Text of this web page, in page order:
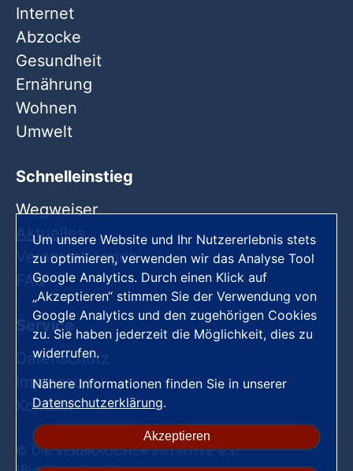
Internet
Abzocke
Gesundheit
Ernährung
Wohnen
Umwelt
Schnelleinstieg
Wegweiser
Aktuelles
Veranstaltungen
FAQ
Service
Datenschutz
Impressum
Kontakt
© Die VERBRAUCHER INITIATIVE e.V.
Um unsere Website und Ihr Nutzererlebnis stets
zu optimieren, verwenden wir das Analyse Tool
Google Analytics. Durch einen Klick auf
„Akzeptieren“ stimmen Sie der Verwendung von
Google Analytics und den zugehörigen Cookies
zu. Sie haben jederzeit die Möglichkeit, dies zu
widerrufen.
Nähere Informationen finden Sie in unserer
Datenschutzerklärung.
Akzeptieren